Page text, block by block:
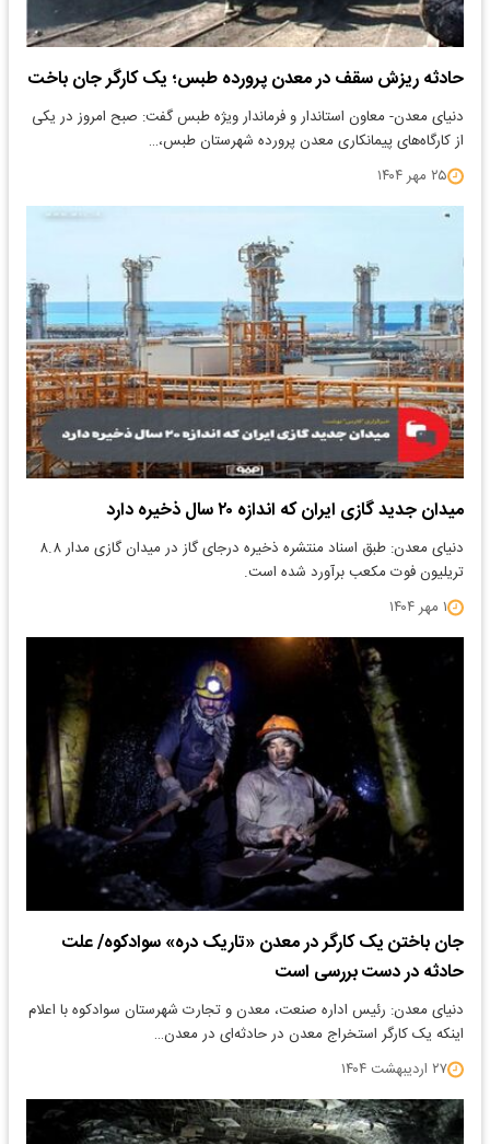
حادثه ریزش سقف در معدن پرورده طبس؛ یک کارگر جان باخت
دنیای معدن- معاون استاندار و فرماندار ویژه طبس گفت: صبح امروز در یکی
از کارگاه‌های پیمانکاری معدن پرورده شهرستان طبس،…
۲۵ مهر ۱۴۰۴
میدان جدید گازی ایران که اندازه ۲۰ سال ذخیره دارد
دنیای معدن: طبق اسناد منتشره ذخیره درجای گاز در میدان گازی مدار ۸.۸
تریلیون فوت مکعب برآورد شده است.
۱ مهر ۱۴۰۴
جان باختن یک کارگر در معدن «تاریک دره» سوادکوه/ علت
حادثه در دست بررسی است
دنیای معدن: رئیس اداره صنعت، معدن و تجارت شهرستان سوادکوه با اعلام
اینکه یک کارگر استخراج معدن در حادثه‌ای در معدن…
۲۷ اردیبهشت ۱۴۰۴